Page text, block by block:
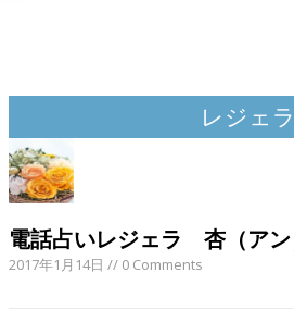
レジェラ
電話占いレジェラ 杏（ア
2017年1月14日 // 0 Comments